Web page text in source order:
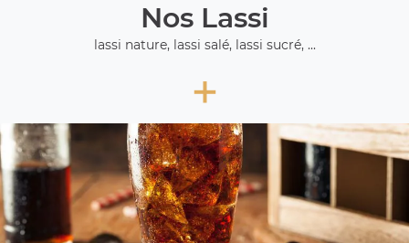
Nos Lassi
lassi nature, lassi salé, lassi sucré, ...
+